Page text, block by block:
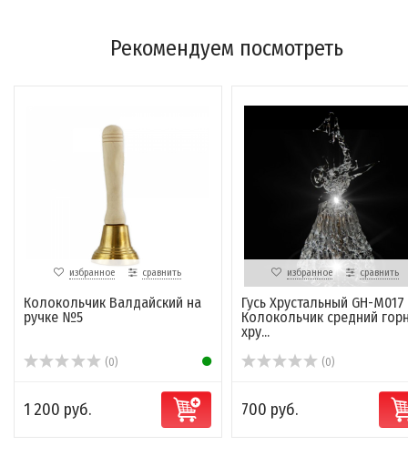
Рекомендуем посмотреть
избранное сравнить
Колокольчик Валдайский на
ручке №5
(0)
1 200 руб.
избранное сравнить
Гусь Хрустальный GH-
Колокольчик средний
хру...
(0)
700 руб.